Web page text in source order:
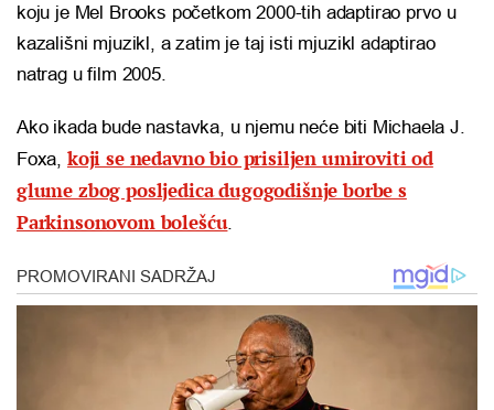
koju je Mel Brooks početkom 2000-tih adaptirao prvo u
kazališni mjuzikl, a zatim je taj isti mjuzikl adaptirao
natrag u film 2005.
Ako ikada bude nastavka, u njemu neće biti Michaela J.
Foxa, koji se nedavno bio prisiljen umiroviti od
glume zbog posljedica dugogodišnje borbe s
Parkinsonovom bolešću.